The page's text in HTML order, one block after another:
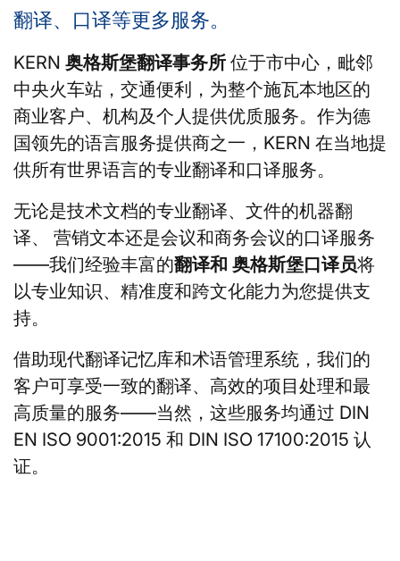
翻译、口译等更多服务。
KERN 奥格斯堡翻译事务所 位于市中心，毗邻
中央火车站，交通便利，为整个施瓦本地区的
商业客户、机构及个人提供优质服务。作为德
国领先的语言服务提供商之一，KERN 在当地提
供所有世界语言的专业翻译和口译服务。
无论是技术文档的专业翻译、文件的机器翻
译、 营销文本还是会议和商务会议的口译服务
——我们经验丰富的翻译和 奥格斯堡口译员将
以专业知识、精准度和跨文化能力为您提供支
持。
借助现代翻译记忆库和术语管理系统，我们的
客户可享受一致的翻译、高效的项目处理和最
高质量的服务——当然，这些服务均通过 DIN
EN ISO 9001:2015 和 DIN ISO 17100:2015 认
证。